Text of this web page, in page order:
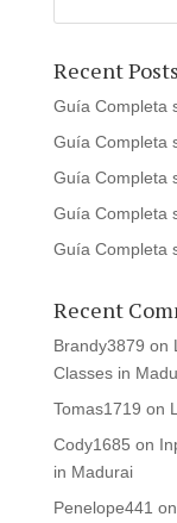
Recent Posts
Guía Completa
Guía Completa
Guía Completa
Guía Completa
Guía Completa
Recent
Brandy3879 on
Classes in
Tomas1719 on
Cody1685 on
in Madurai
Penelope441 on